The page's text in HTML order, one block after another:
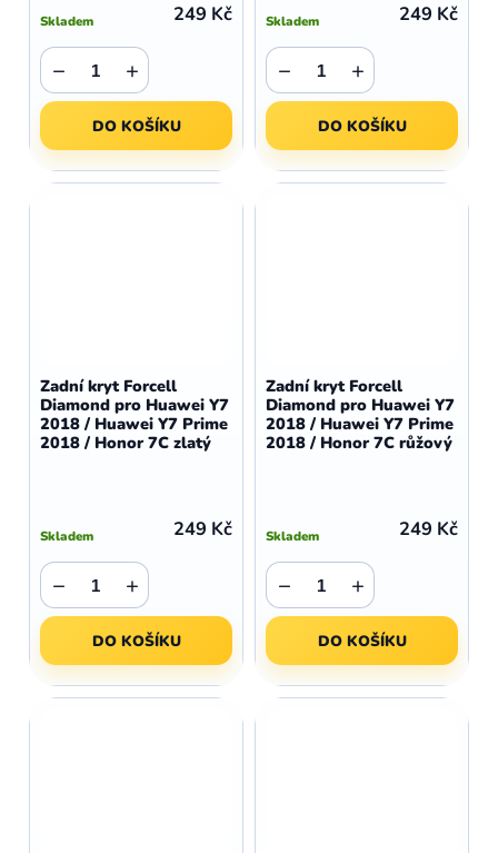
Skladem 249 Kč
+
−
DO KOŠÍKU
Skladem 249 Kč
+
−
DO KOŠÍKU
Zadní kryt Forcell
Diamond pro Huawei Y7
2018 / Huawei Y7 Prime
2018 / Honor 7C zlatý
Skladem 249 Kč
+
−
DO KOŠÍKU
Zadní kryt Forcell
Diamond pro Huawei Y7
2018 / Huawei Y7 Prime
2018 / Honor 7C růžový
Skladem 249 Kč
+
−
DO KOŠÍKU